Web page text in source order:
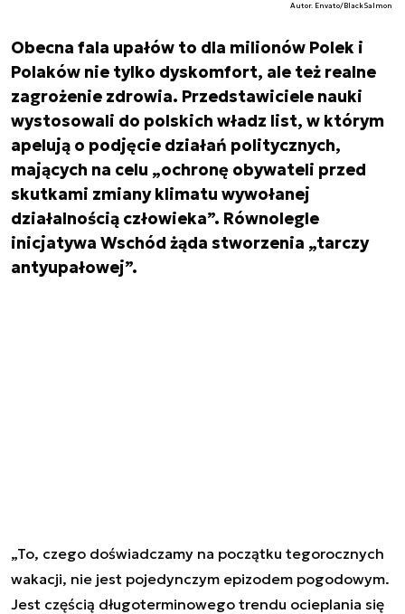
Autor. Envato/BlackSalmon
Obecna fala upałów to dla milionów Polek i
Polaków nie tylko dyskomfort, ale też realne
zagrożenie zdrowia. Przedstawiciele nauki
wystosowali do polskich władz list, w którym
apelują o podjęcie działań politycznych,
mających na celu „ochronę obywateli przed
skutkami zmiany klimatu wywołanej
działalnością człowieka”. Równolegle
inicjatywa Wschód żąda stworzenia „tarczy
antyupałowej”.
„To, czego doświadczamy na początku tegorocznych
wakacji, nie jest pojedynczym epizodem pogodowym.
Jest częścią długoterminowego trendu ocieplania się